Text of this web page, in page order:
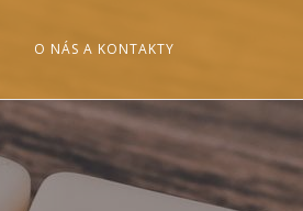
O NÁS A KONTAKTY